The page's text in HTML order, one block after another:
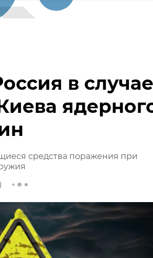
в случае
средства поражения при